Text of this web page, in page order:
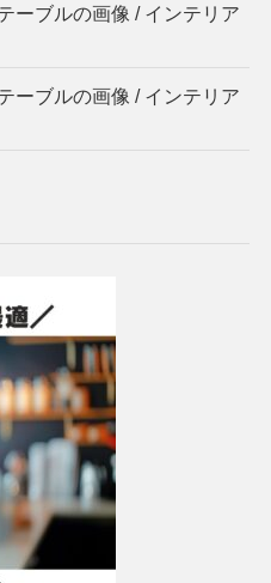
ーブルの画像 / インテリア
ーブルの画像 / インテリア